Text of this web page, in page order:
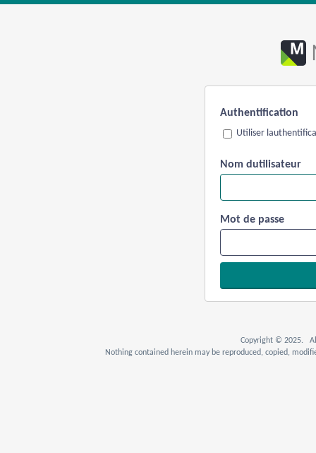
Authentification
Utiliser
Nom dutilisateur
Mot de passe
Copyright © 2025. All
Nothing contained herein may be reproduced, copied,